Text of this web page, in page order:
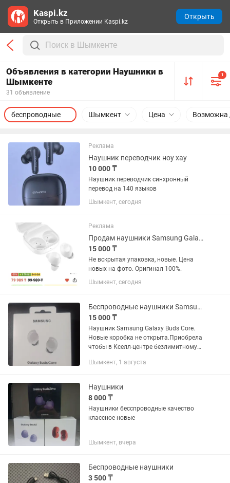
Объявления в категории Наушники в
Шымкенте
31 объявление
1
Шымкент Цена Возможна
беспроводные
Реклама
Наушник переводчик ноу хау
10 000 ₸
Наушник переводчик синхронный
перевод на 140 языков
Шымкент, сегодня
Реклама
Продам наушники Samsung Galaxy FE новые, не вскрытые
15 000 ₸
Не вскрытая упаковка, новые. Цена
новых на фото. Оригинал 100%.
Шымкент, сегодня
Беспроводные наушники Samsung Galaxy Buds Core
15 000 ₸
Наушник Samsung Galaxy Buds Core.
Новые коробка не открыта.Приобрела
чтобы в Кселл-центре безлимитному
Шымкент, 1 августа
Наушники
8 000 ₸
Наушники бесспроводные качество
классное новые
Шымкент, вчера
Беспроводные наушники
3 500 ₸
Kaspi.kz
Открыть в Приложении Kaspi.kz
Открыть